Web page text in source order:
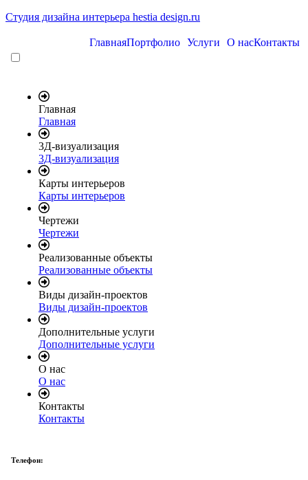
Студия дизайна интерьера hestia design.ru
ГлавнаяПортфолио Услуги О насКонтакты
Главная
Главная
3Д-визуализация
3Д-визуализация
Карты интерьеров
Карты интерьеров
Чертежи
Чертежи
Реализованные объекты
Реализованные объекты
Виды дизайн-проектов
Виды дизайн-проектов
Дополнительные услуги
Дополнительные услуги
О нас
О нас
Контакты
Контакты
Телефон: